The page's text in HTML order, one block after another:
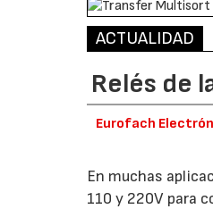
ACTUALIDAD
Relés de
Eurofach
En muchas
110 y 220V para